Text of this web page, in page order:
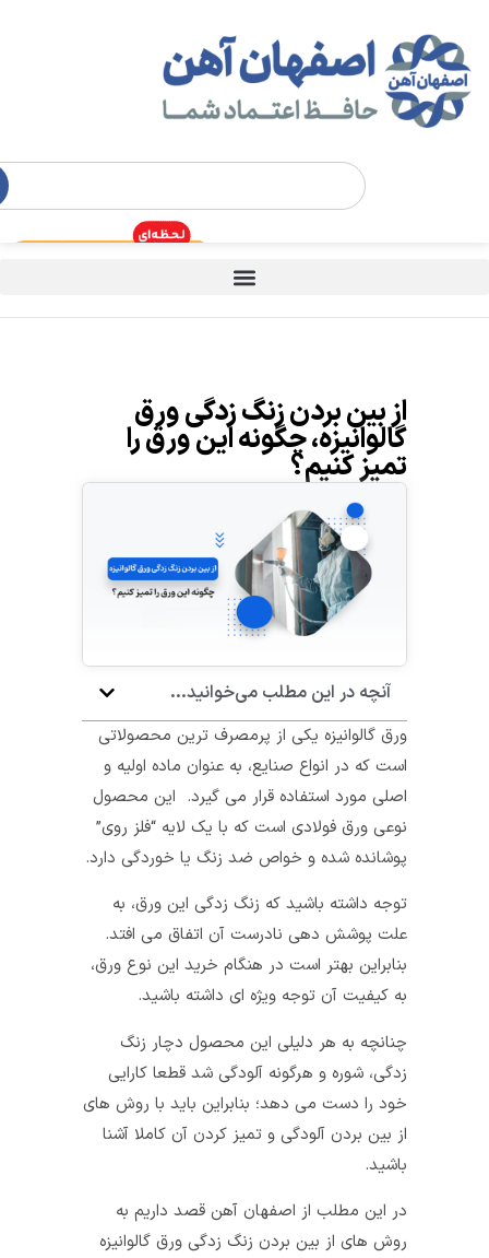
از بین بردن زنگ زدگی ورق
گالوانیزه، چگونه این ورق را
تمیز کنیم؟
آنچه در این مطلب می‌خوانید...
ورق گالوانیزه یکی از پرمصرف ترین محصولاتی
است که در انواع صنایع، به عنوان ماده اولیه و
اصلی مورد استفاده قرار می گیرد. این محصول
نوعی ورق فولادی است که با یک لایه “فلز روی”
پوشانده شده و خواص ضد زنگ یا خوردگی دارد.
توجه داشته باشید که زنگ زدگی این ورق، به
علت پوشش دهی نادرست آن اتفاق می افتد.
بنابراین بهتر است در هنگام خرید این نوع ورق،
به کیفیت آن توجه ویژه ای داشته باشید.
چنانچه به هر دلیلی این محصول دچار زنگ
زدگی، شوره و هرگونه آلودگی شد قطعا کارایی
خود را دست می دهد؛ بنابراین باید با روش های
از بین بردن آلودگی و تمیز کردن آن کاملا آشنا
در این مطلب از اصفهان آهن قصد داریم به
روش های از بین بردن زنگ زدگی ورق گالوانیزه